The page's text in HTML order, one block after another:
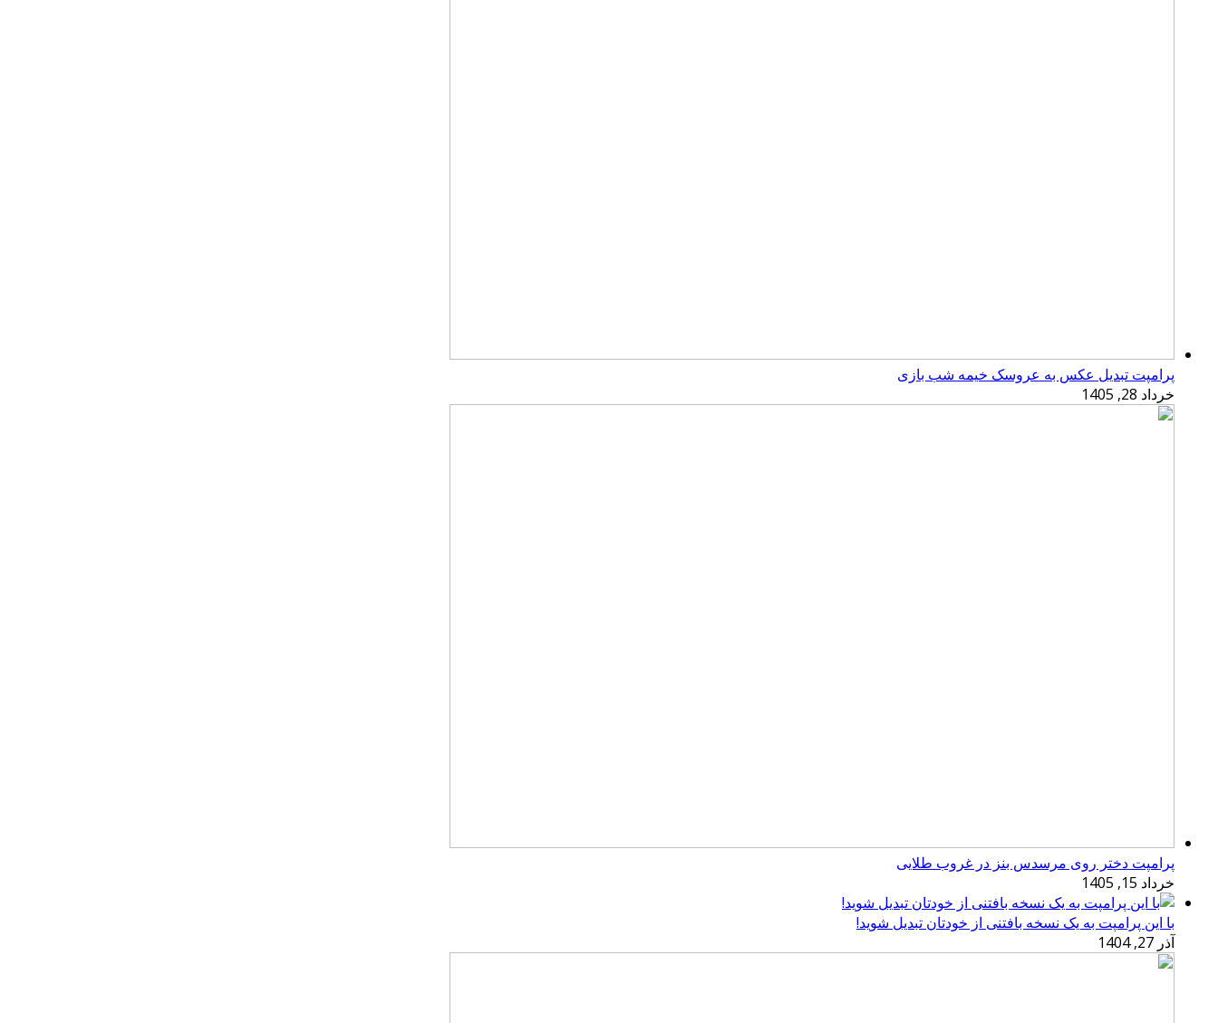
پرامپت تبدیل عکس به عروسک خیمه شب بازی
خرداد 28, 1405
پرامپت دختر روی مرسدس بنز در غروب طلایی
خرداد 15, 1405
با این پرامپت به یک نسخه بافتنی از خودتان تبدیل شوید!
آذر 27, 1404